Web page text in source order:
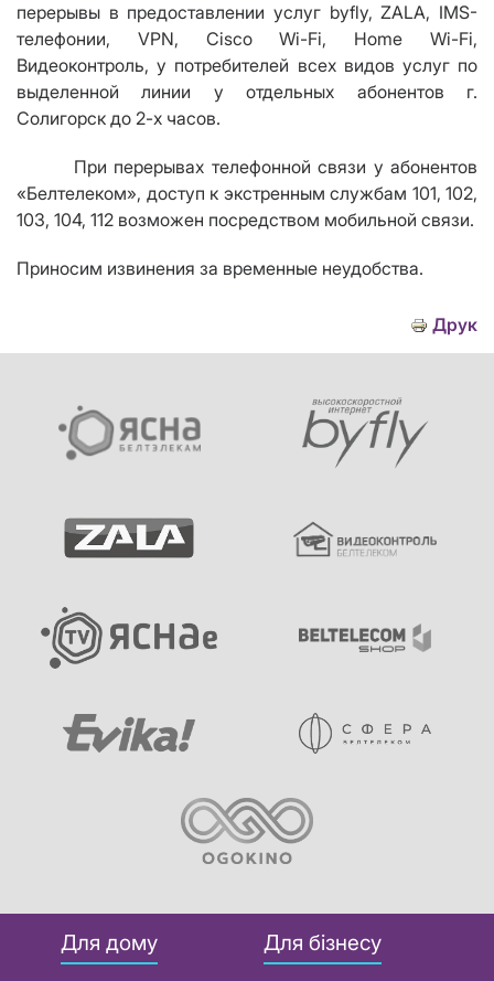
перерывы в предоставлении услуг byfly, ZALA, IMS-
телефонии, VPN, Cisco Wi-Fi, Home Wi-Fi,
Видеоконтроль, у потребителей всех видов услуг по
выделенной линии у отдельных абонентов г.
Солигорск до 2-х часов.
При перерывах телефонной связи у абонентов
«Белтелеком», доступ к экстренным службам 101, 102,
103, 104, 112 возможен посредством мобильной связи.
Приносим извинения за временные неудобства.
Друк
Для дому Для бізнесу